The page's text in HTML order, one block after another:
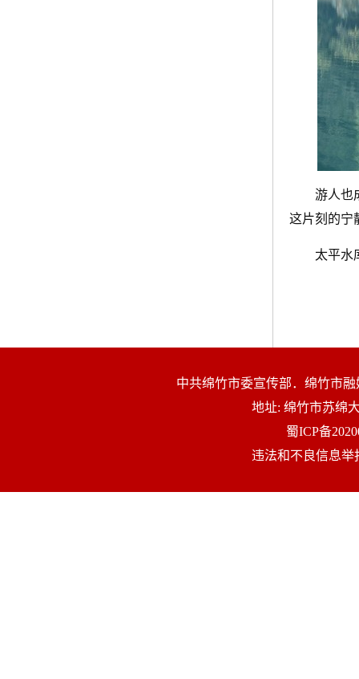
游人也
这片刻的宁
太平水
中共绵竹市委宣传部．绵竹市
地址: 绵竹市苏
蜀ICP备
违法和不良信息举